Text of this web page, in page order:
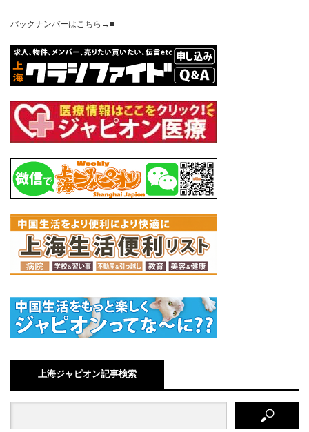
バックナンバーはこちら→■
上海ジャピオン記事検索